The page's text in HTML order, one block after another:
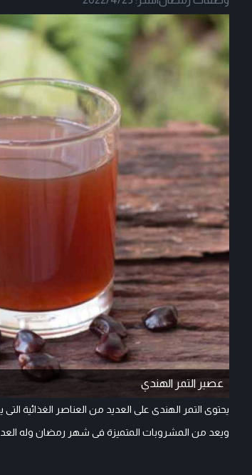
عصير التمر الهندي
يحتوى التمر الهندى على العديد من العناصر الغذائية
ويعد من المشروبات المتميزة فى شهر رمضان وله